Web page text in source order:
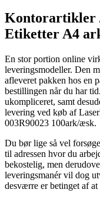
Kontorartikler
Etiketter A4
En stor portion online
leveringsmodeller. Den
afleveret pakken hos en
bestillingen når du har
ukompliceret, samt
levering ved køb af
003R90023 100ark/æsk.
Du bør lige så vel
til adressen hvor du
bekostelig, men
leveringsmanér vil dog
desværre er betinget af